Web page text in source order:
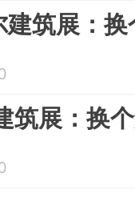
建筑展：
筑展：换